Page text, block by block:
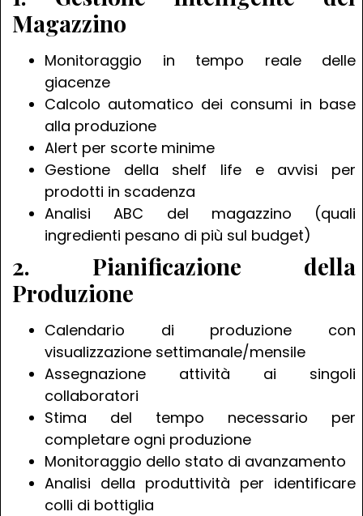
Magazzino
Monitoraggio in tempo reale delle
giacenze
Calcolo automatico dei consumi in base
alla produzione
Alert per scorte minime
Gestione della shelf life e avvisi per
prodotti in scadenza
Analisi ABC del magazzino (quali
ingredienti pesano di più sul budget)
2. Pianificazione della
Produzione
Calendario di produzione con
visualizzazione settimanale/mensile
Assegnazione attività ai singoli
collaboratori
Stima del tempo necessario per
completare ogni produzione
Monitoraggio dello stato di avanzamento
Analisi della produttività per identificare
colli di bottiglia